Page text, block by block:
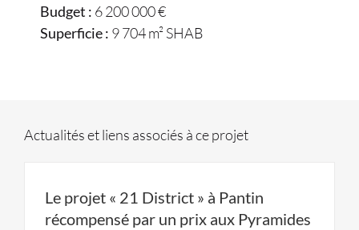
Budget : 6 200 000 €
Superficie : 9 704 m² SHAB
Actualités et liens associés à ce projet
Le projet « 21 District » à Pantin
récompensé par un prix aux Pyramides